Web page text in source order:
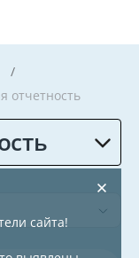
отчетность
сайта!